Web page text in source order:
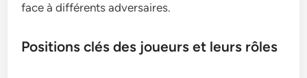
face à différents adversaires.
Positions clés des joueurs et leurs rôles